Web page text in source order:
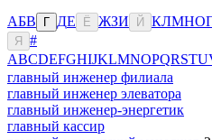
АБВ Г ДЕ Ё ЖЗИ Й КЛМНО
Я
#
ABCDEFGHIJKLMNOPQRSTU
главный инженер филиала
главный инженер элеватора
главный инженер-энергетик
главный кассир